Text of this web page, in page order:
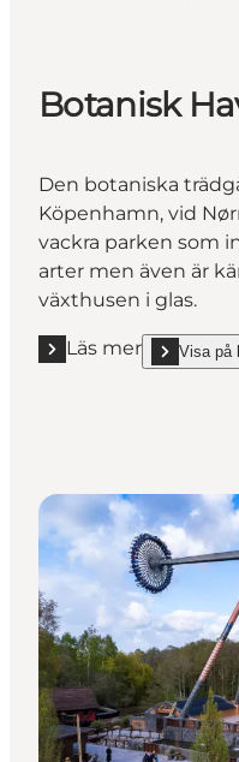
Botanisk
Den botaniska
Köpenhamn, vid
vackra parken som
arter men även är
växthusen i glas.
Läs mer
Läs mer "BotaniskVisa på